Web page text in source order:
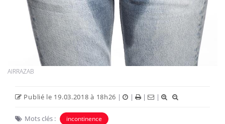
AIRRAZAB
Publié le 19.03.2018 à 18h26 | | | |
Mots clés : incontinence